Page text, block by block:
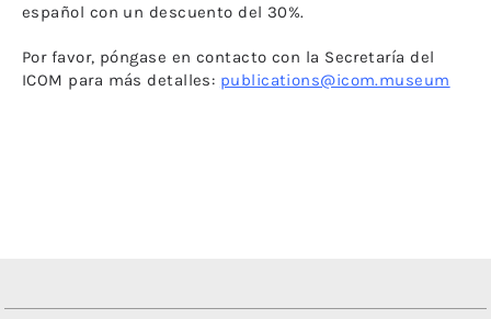
español con un descuento del 30%.
Por favor, póngase en contacto con la Secretaría del
ICOM para más detalles: publications@icom.museum